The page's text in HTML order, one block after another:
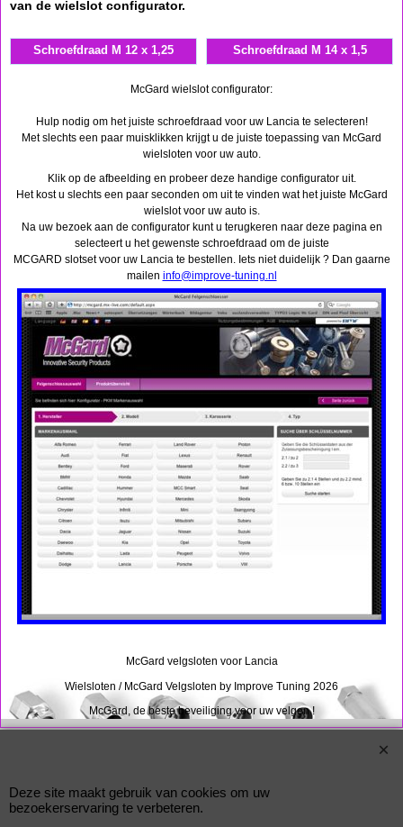
van de wielslot configurator.
Schroefdraad M 12 x 1,25 Schroefdraad M 14 x 1,5
McGard wielslot configurator:
Hulp nodig om het juiste schroefdraad voor uw Lancia te selecteren!
Met slechts een paar muisklikken krijgt u de juiste toepassing van McGard
wielsloten voor uw auto.
Klik op de afbeelding en probeer deze handige configurator uit.
Het kost u slechts een paar seconden om uit te vinden wat het juiste McGard
wielslot voor uw auto is.
Na uw bezoek aan de configurator kunt u terugkeren naar deze pagina en
selecteert u het gewenste schroefdraad om de juiste
MCGARD slotset voor uw Lancia te bestellen. Iets niet duidelijk ? Dan gaarne
mailen info@improve-tuning.nl
McGard velgsloten voor Lancia
Wielsloten / McGard Velgsloten by Improve Tuning 2026
McGard, de beste beveiliging voor uw velgen !
Deze site maakt gebruik van cookies om uw
bezoekerservaring te verbeteren.